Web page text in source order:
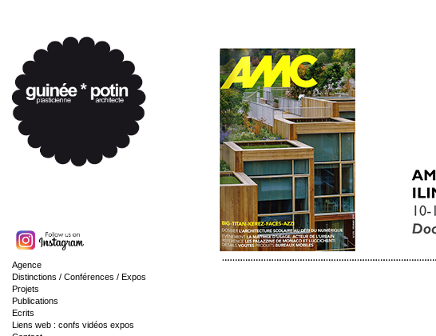
Agence
Distinctions / Conférences / Expos
Projets
Publications
Ecrits
Liens web : confs vidéos expos